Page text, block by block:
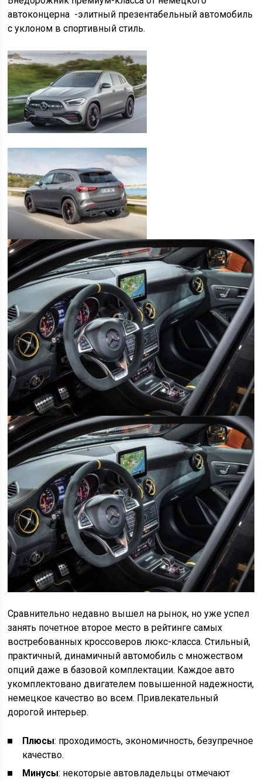
автоконцерна -элитный презентабельный автомобиль
с уклоном в спортивный стиль.
Сравнительно недавно вышел на рынок, но уже успел
занять почетное второе место в рейтинге самых
востребованных кроссоверов люкс-класса. Стильный,
практичный, динамичный автомобиль с множеством
опций даже в базовой комплектации. Каждое авто
укомплектовано двигателем повышенной надежности,
немецкое качество во всем. Привлекательный
дорогой интерьер.
Плюсы: проходимость, экономичность, безупречное
качество.
Минусы: некоторые автовладельцы отмечают